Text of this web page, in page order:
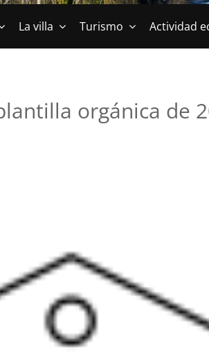
La villa Turismo Actividad
orgánica de